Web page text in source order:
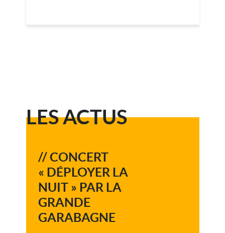
LES ACTUS
// CONCERT
« DÉPLOYER LA
NUIT » PAR LA
GRANDE
GARABAGNE